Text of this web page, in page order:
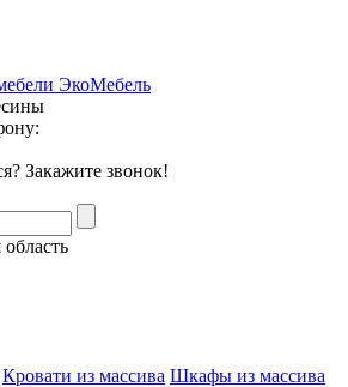
Закажите звонок!
Кровати из массива Шкафы из массива